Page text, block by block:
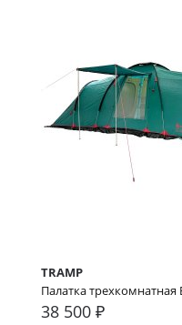
TRAMP
Палатка трехкомнатная
38 500 ₽